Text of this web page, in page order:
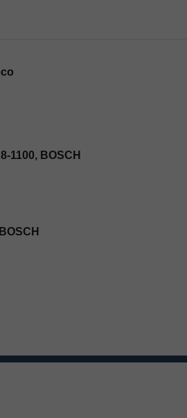
1100, BOSCH